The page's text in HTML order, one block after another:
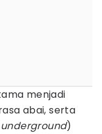
menjadi
abai, serta
underground)